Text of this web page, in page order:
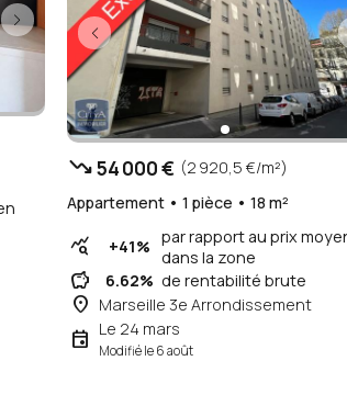
trending_down54 000 € (2 920,5 €/m²)
Appartement • 1 pièce • 18 m²
query_stats +41% par rapport au prix
dans la zone
savings 6.62% de rentabilité brute
place Marseille 3e Arrondissement
event Le 24 mars
Modifié le 6 août